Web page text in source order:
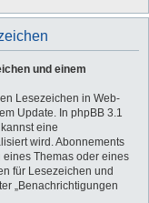
und einem
Lesezeichen in Web-
Update. In phpBB 3.1
eine
wird. Abonnements
Themas oder eines
für Lesezeichen und
„Benachrichtigungen